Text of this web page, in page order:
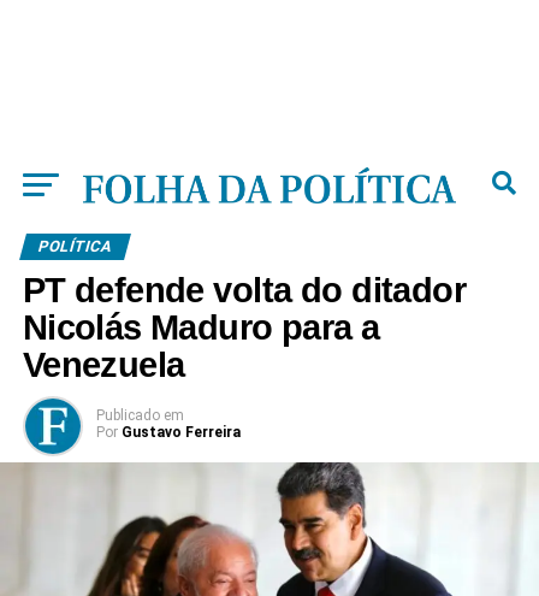
POLÍTICA
PT defende volta do ditador
Nicolás Maduro para a
Venezuela
Publicado em
Por Gustavo Ferreira